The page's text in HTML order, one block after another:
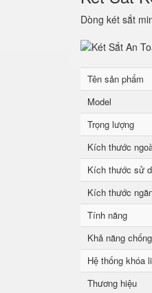
Dòng két sắt
Tên sản phẩm
Model
Trọng lượng
Kích thước
Kích thước sử
Kích thước
Tính năng
Khả năng
Hệ thống khóa
Thương hiệu